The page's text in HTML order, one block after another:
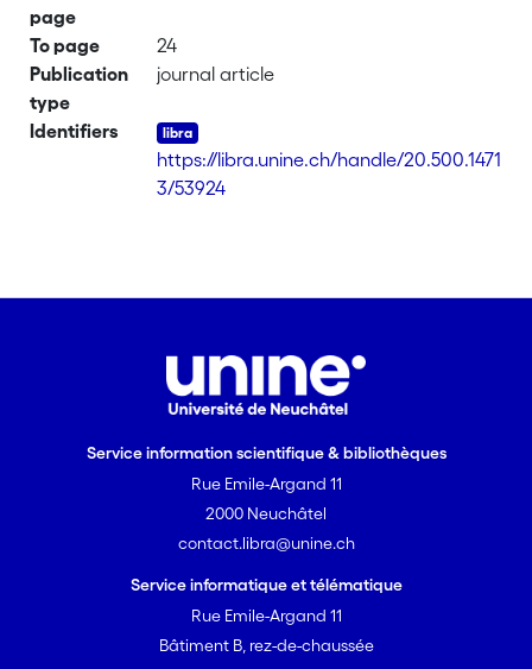
page
To page
24
Publication
type
journal article
Identifiers
https://libra.unine.ch/handle/20.500.1471
3/53924
Service information scientifique & bibliothèques
Rue Emile-Argand 11
2000 Neuchâtel
contact.libra@unine.ch
Service informatique et télématique
Rue Emile-Argand 11
Bâtiment B, rez-de-chaussée